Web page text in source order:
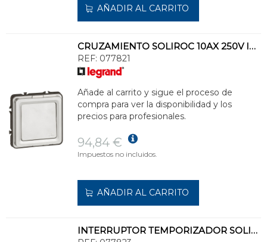
AÑADIR AL CARRITO
CRUZAMIENTO SOLIROC 10AX 250V IK10 IP55
REF: 077821
Añade al carrito y sigue el proceso de
compra para ver la disponibilidad y los
precios para profesionales.
94,84 €
Impuestos no incluidos.
AÑADIR AL CARRITO
INTERRUPTOR TEMPORIZADOR SOLIROC IK10 IP55